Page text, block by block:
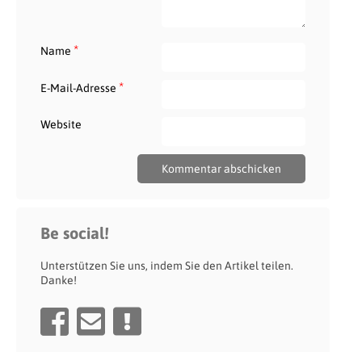
Name *
E-Mail-Adresse *
Website
Be social!
Unterstützen Sie uns, indem Sie den Artikel teilen.
Danke!